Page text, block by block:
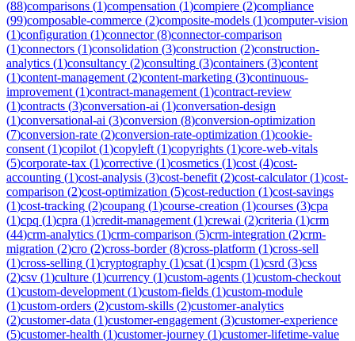
(88)comparisons (1)compensation (1)compiere (2)compliance
(99)composable-commerce (2)composite-models (1)computer-vision
(1)configuration (1)connector(8)connector-comparison
(1)connectors (1)consolidation (3)construction (2)construction-
analytics (1)consultancy (2)consulting (3)containers (3)content
(1)content-management (2)content-marketing (3)continuous-
improvement (1)contract-management (1)contract-review
(1)contracts (3)conversation-ai (1)conversation-design
(1)conversational-ai (3)conversion (8)conversion-optimization
(7)conversion-rate (2)conversion-rate-optimization (1)cookie-
consent (1)copilot (1)copyleft (1)copyrights (1)core-web-vitals
(5)corporate-tax (1)corrective (1)cosmetics (1)cost (4)cost-
accounting (1)cost-analysis (3)cost-benefit (2)cost-calculator(1)cost-
comparison (2)cost-optimization (5)cost-reduction (1)cost-savings
(1)cost-tracking (2)coupang (1)course-creation (1)courses (3)cpa
(1)cpq (1)cpra (1)credit-management (1)crewai (2)criteria (1)crm
(44)crm-analytics (1)crm-comparison (5)crm-integration (2)crm-
migration (2)cro (2)cross-border(8)cross-platform (1)cross-sell
(1)cross-selling (1)cryptography (1)csat (1)cspm (1)csrd (3)css
(2)csv (1)culture (1)currency (1)custom-agents (1)custom-checkout
(1)custom-development (1)custom-fields (1)custom-module
(1)custom-orders (2)custom-skills (2)customer-analytics
(2)customer-data (1)customer-engagement (3)customer-experience
(5)customer-health (1)customer-journey (1)customer-lifetime-value